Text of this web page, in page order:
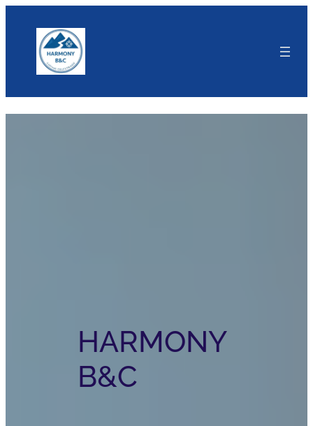
HARMONY
B&C